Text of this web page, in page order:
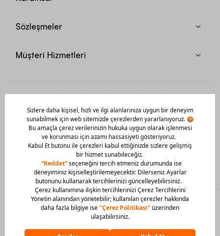
Sözleşmeler
Müşteri Hizmetleri
Mobil Uygulamamızı Hemen İndir!